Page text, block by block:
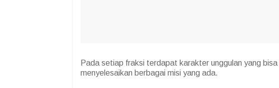
Pada setiap fraksi terdapat karakter unggulan yang
menyelesaikan berbagai misi yang ada.